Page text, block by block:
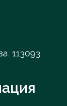
113093